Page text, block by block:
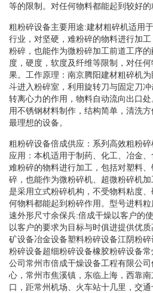
等的限制。对任何物料都能起到较好的
粗粉碎设备主要用途:建材粗碎机适用
行业，对坚硬，难粉碎的物料进行加
粉碎，也能作为微粉碎加工前道工序
度，硬度，软度及纤维等限制，对任
果。工作原理：南京腾阳建材粗碎机
斗进入粉碎室，利用旋转刀与固定刀
转离心力的作用，物料自动流向出口
用不锈钢材料制作，结构简单，清洗
最理想的设备。
粗粉碎设备倍成供应：系列高效粗粉
应用：本机适用于制药、化工、冶金
难粉碎的物料进行加工，包括对塑料
碎，也能作为微粉碎机、超微粉碎机
是采用立式粉碎机构，不受物料粘度
何物料都能起到粉碎作用。型号进料
速外形尺寸余保兵:倍成干燥以客户的
以客户的要求为目标与时俱进提供优
矿设备冶金设备塑料粉碎设备江阴粉
粉碎设备超细粉碎设备橡胶粉碎设备
公司常州市倍成干燥设备工程有限公
心，常州市焦溪镇，东临上海，西靠
口，距常州机场、火车站十几里，交